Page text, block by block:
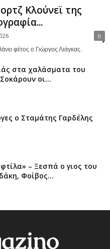
Κλούνεϊ της
0
φέτος ο Γιώργος Λιάγκας.
στα χαλάσματα του
οι...
ο Σταμάτης Γαρδέλης
– Ξεσπά ο γιος του
Φοίβος...